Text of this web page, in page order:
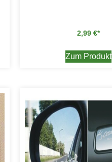
2,99 €
Zum Produkt